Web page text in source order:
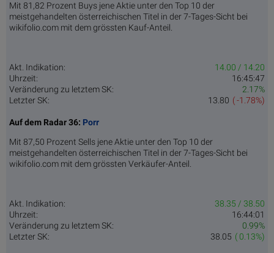
Mit 81,82 Prozent Buys jene Aktie unter den Top 10 der
meistgehandelten österreichischen Titel in der 7-Tages-Sicht bei
wikifolio.com mit dem grössten Kauf-Anteil.
Akt. Indikation:
14.00 / 14.20
Uhrzeit:
16:45:47
Veränderung zu letztem SK:
2.17%
Letzter SK:
( -1.78%)
13.80
Auf dem Radar 36: Porr
Mit 87,50 Prozent Sells jene Aktie unter den Top 10 der
meistgehandelten österreichischen Titel in der 7-Tages-Sicht bei
wikifolio.com mit dem grössten Verkäufer-Anteil.
Akt. Indikation:
38.35 / 38.50
Uhrzeit:
16:44:01
Veränderung zu letztem SK:
0.99%
Letzter SK:
( 0.13%)
38.05